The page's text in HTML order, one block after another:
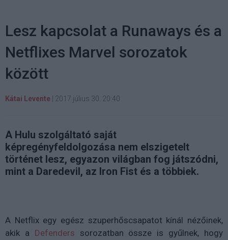
Lesz kapcsolat a Runaways és a
Netflixes Marvel sorozatok
között
Kátai Levente 2017 július 30. 20:40
A Hulu szolgáltató saját
képregényfeldolgozása nem elszigetelt
történet lesz, egyazon világban fog játszódni,
mint a Daredevil, az Iron Fist és a többiek.
A Netflix egy egész szuperhőscsapatot kínál nézőinek,
akik a Defenders sorozatban össze is gyűlnek, hogy